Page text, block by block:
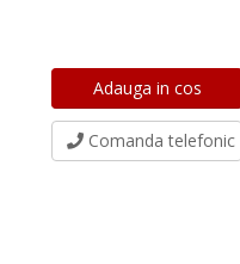
Comanda telefonic